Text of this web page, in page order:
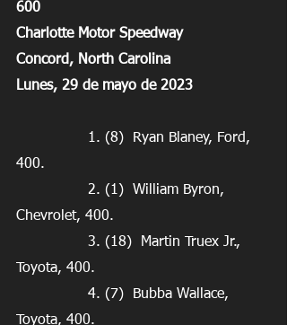
600
Charlotte Motor Speedway
Concord, North Carolina
Lunes, 29 de mayo de 2023
400.
Chevrolet, 400.
Toyota, 400.
Toyota, 400.